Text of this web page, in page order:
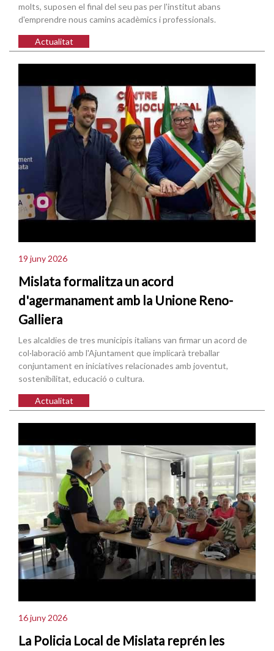
molts, suposen el final del seu pas per l'institut abans
d'emprendre nous camins acadèmics i professionals.
Actualitat
19 juny 2026
Mislata formalitza un acord
d'agermanament amb la Unione Reno-
Galliera
Les alcaldies de tres municipis italians van firmar un acord de
col·laboració amb l'Ajuntament que implicarà treballar
conjuntament en iniciatives relacionades amb joventut,
sostenibilitat, educació o cultura.
Actualitat
16 juny 2026
La Policia Local de Mislata reprén les